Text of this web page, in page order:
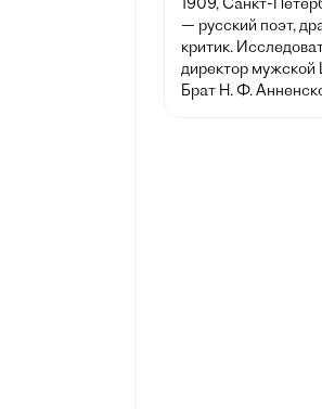
— русский поэт,
критик.
директор мужской
Брат Н. Ф.